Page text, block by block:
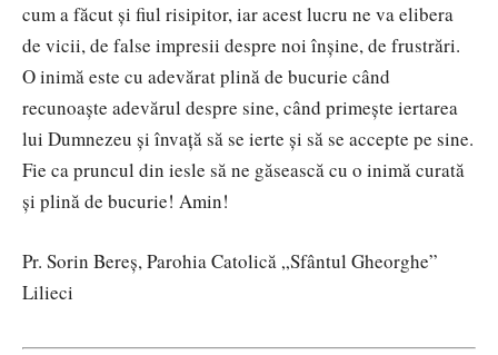
cum a făcut şi fiul risipitor, iar acest lucru ne va elibera
de vicii, de false impresii despre noi înşine, de frustrări.
O inimă este cu adevărat plină de bucurie când
recunoaşte adevărul despre sine, când primeşte iertarea
lui Dumnezeu şi învaţă să se ierte şi să se accepte pe sine.
Fie ca pruncul din iesle să ne găsească cu o inimă curată
și plină de bucurie! Amin!
Pr. Sorin Bereş, Parohia Catolică „Sfântul Gheorghe”
Lilieci